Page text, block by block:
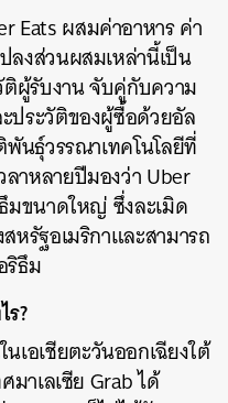
Eatsผสมค่าอาหารค่า
ลงส่วนผสมเหล่านี้เป็น
ผู้รับงานจับคู่กับความ
ประวัติของผู้ซื้อด้วยอัล
นธ์ุวรรณาเทคโนโลยีที่
ลาหลายปีมองว่าUber
มขนาดใหญ่ซึ่งละเมิด
รัฐอเมริกาและสามารถ
ริธึม
ร?
เอเชียตะวันออกเฉียงใต้
มาเลเซียGrabได้